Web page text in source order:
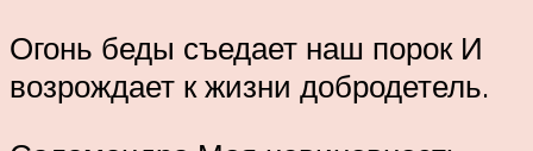
Огонь беды съедает наш порок И
возрождает к жизни добродетель.